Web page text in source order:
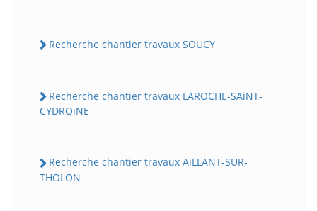
Recherche chantier travaux SOUCY
Recherche chantier travaux LAROCHE-SAiNT-
CYDROiNE
Recherche chantier travaux AiLLANT-SUR-
THOLON